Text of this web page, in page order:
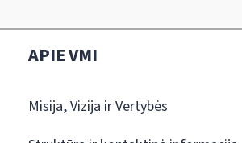
APIE VMI
Misija, Vizija ir Vertybės